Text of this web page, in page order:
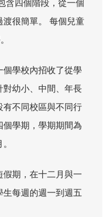
含四個階段，從一個
渡很簡單。 每個兒童
學校內招收了從學
幼小、中間、年長
不同校區與不同行
學期，學期期間為
期，在十二月與一
生每週的週一到週五